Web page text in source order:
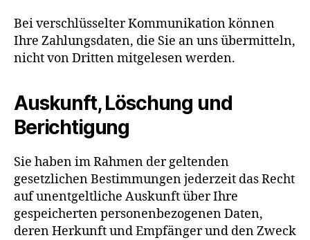
Bei verschlüsselter Kommunikation können
Ihre Zahlungsdaten, die Sie an uns übermitteln,
nicht von Dritten mitgelesen werden.
Auskunft, Löschung und
Berichtigung
Sie haben im Rahmen der geltenden
gesetzlichen Bestimmungen jederzeit das Recht
auf unentgeltliche Auskunft über Ihre
gespeicherten personenbezogenen Daten,
deren Herkunft und Empfänger und den Zweck